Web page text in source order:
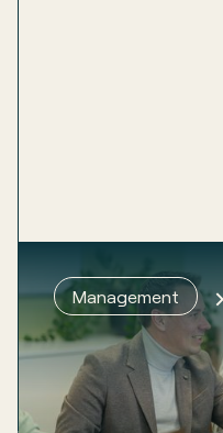
Management
Groeien lukt
klopt
Een ondernemer belt.
het schuurt. 60
genoeg. Wat er